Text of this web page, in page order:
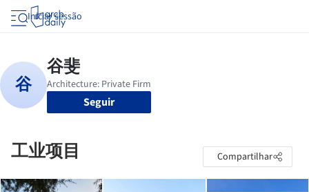
Iniciar sessão
Seguir
工业项目 Compartilhar